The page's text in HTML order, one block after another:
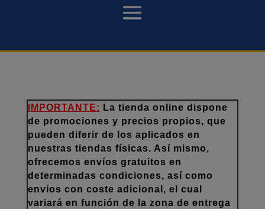
IMPORTANTE: La tienda online dispone
de promociones y precios propios, que
pueden diferir de los aplicados en
nuestras tiendas físicas. Así mismo,
ofrecemos envíos gratuitos en
determinadas condiciones, así como
envíos con coste adicional, el cual
variará en función de la zona de entrega